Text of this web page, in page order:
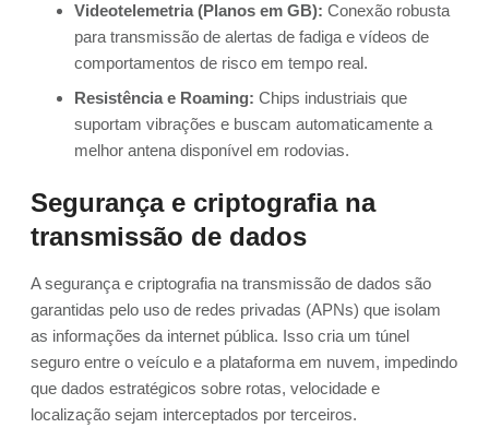
Videotelemetria (Planos em GB): Conexão robusta
para transmissão de alertas de fadiga e vídeos de
comportamentos de risco em tempo real.
Resistência e Roaming: Chips industriais que
suportam vibrações e buscam automaticamente a
melhor antena disponível em rodovias.
Segurança e criptografia na
transmissão de dados
A segurança e criptografia na transmissão de dados são
garantidas pelo uso de redes privadas (APNs) que isolam
as informações da internet pública. Isso cria um túnel
seguro entre o veículo e a plataforma em nuvem, impedindo
que dados estratégicos sobre rotas, velocidade e
localização sejam interceptados por terceiros.